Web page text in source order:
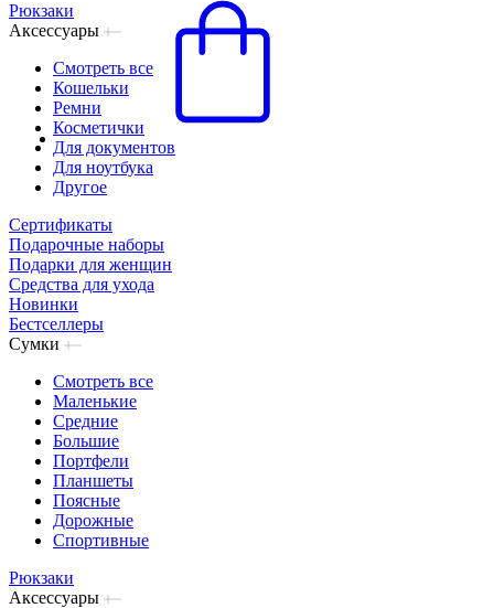
Рюкзаки
Аксессуары
Смотреть все
Кошельки
Ремни
Косметички
Для документов
Для ноутбука
Другое
Сертификаты
Подарочные наборы
Подарки для женщин
Средства для ухода
Новинки
Бестселлеры
Сумки
Смотреть все
Маленькие
Средние
Большие
Портфели
Планшеты
Поясные
Дорожные
Спортивные
Рюкзаки
Аксессуары